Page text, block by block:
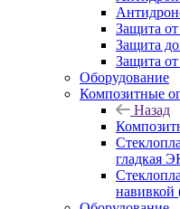
Защита
Защита
Защита
Оборудование
Композитные
Назад
гладкая
навивкой